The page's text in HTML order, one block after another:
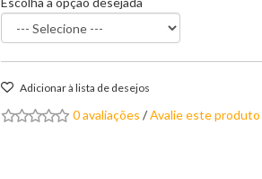
Adicionar à lista de desejos
0 avaliações /Avalie este produto